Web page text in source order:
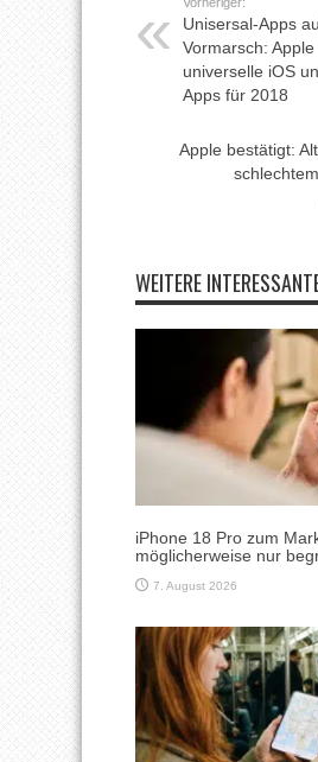
Unisersal-Apps
Vormarsch:
universelle iOS
Apps für 2018
Apple bestätigt:
WEITERE
iPhone 18 Pro zum
möglicherweise nur
7. August 2026